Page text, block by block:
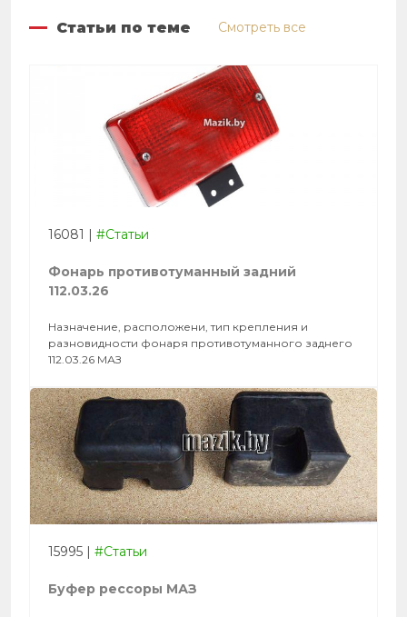
Статьи по теме Смотреть все
16081 | #Статьи
Фонарь противотуманный задний
112.03.26
Назначение, расположени, тип крепления и
разновидности фонаря противотуманного заднего
112.03.26 МАЗ
15995 | #Статьи
Буфер рессоры МАЗ